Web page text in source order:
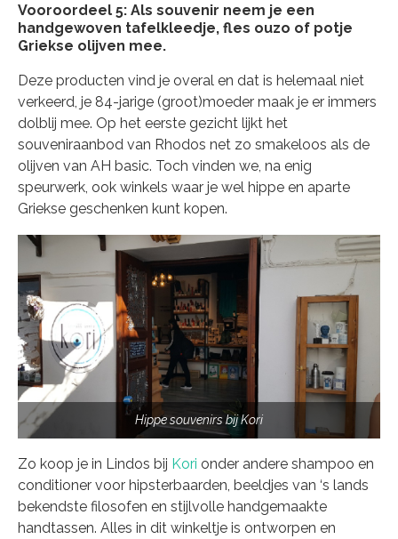
Vooroordeel 5: Als souvenir neem je een
handgewoven tafelkleedje, fles ouzo of potje
Griekse olijven mee.
Deze producten vind je overal en dat is helemaal niet
verkeerd, je 84-jarige (groot)moeder maak je er immers
dolblij mee. Op het eerste gezicht lijkt het
souveniraanbod van Rhodos net zo smakeloos als de
olijven van AH basic. Toch vinden we, na enig
speurwerk, ook winkels waar je wel hippe en aparte
Griekse geschenken kunt kopen.
Hippe souvenirs bij Kori
Zo koop je in Lindos bij Kori onder andere shampoo en
conditioner voor hipsterbaarden, beeldjes van ‘s lands
bekendste filosofen en stijlvolle handgemaakte
handtassen. Alles in dit winkeltje is ontworpen en